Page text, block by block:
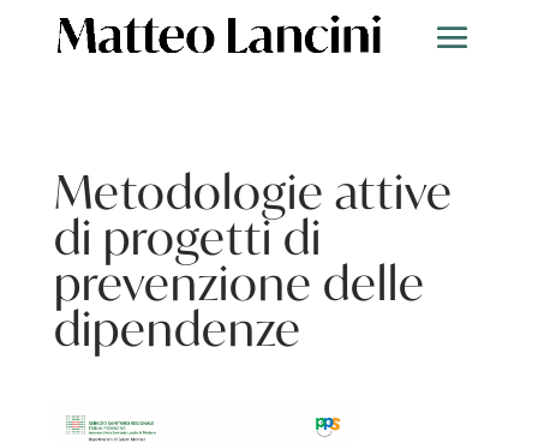
Metodologie attive
di progetti di
prevenzione delle
dipendenze